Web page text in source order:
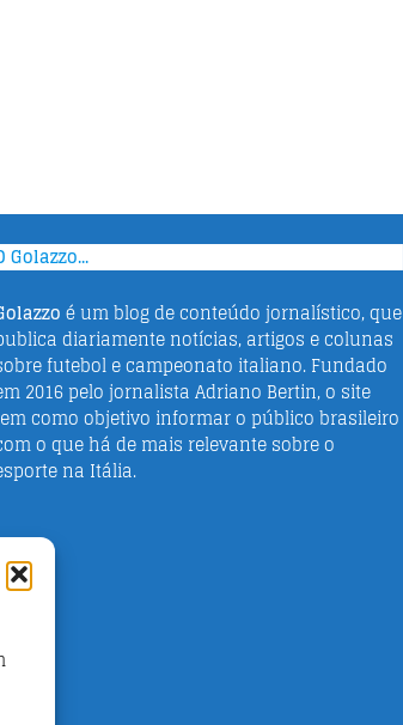
Golazzo...
é um blog de conteúdo jornalístico, que
diariamente notícias, artigos e colunas
futebol e campeonato italiano. Fundado
2016 pelo jornalista Adriano Bertin, o site
como objetivo informar o público brasileiro
o que há de mais relevante sobre o
na Itália.